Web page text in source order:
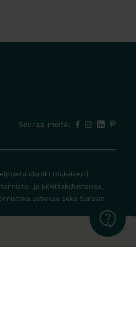
Seuraa meitä:
mukaisesti.
ja julkitilakalusteissa,
sekä Sansian